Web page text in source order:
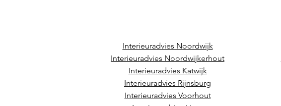
Interieuradvies Noordwijk
Interieuradvies Noordwijkerhout
Interieuradvies Katwijk
Interieuradvies Rijnsburg
Interieuradvies Voorhout